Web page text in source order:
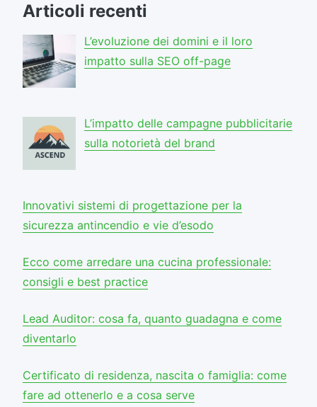
Articoli recenti
L’evoluzione dei domini e il loro
impatto sulla SEO off-page
L’impatto delle campagne pubblicitarie
sulla notorietà del brand
Innovativi sistemi di progettazione per la
sicurezza antincendio e vie d’esodo
Ecco come arredare una cucina professionale:
consigli e best practice
Lead Auditor: cosa fa, quanto guadagna e come
diventarlo
Certificato di residenza, nascita o famiglia: come
fare ad ottenerlo e a cosa serve